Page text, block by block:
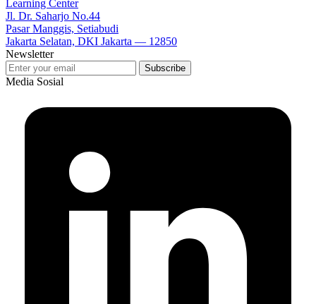
Learning Center
Jl. Dr. Saharjo No.44
Pasar Manggis, Setiabudi
Jakarta Selatan, DKI Jakarta — 12850
Newsletter
Media Sosial